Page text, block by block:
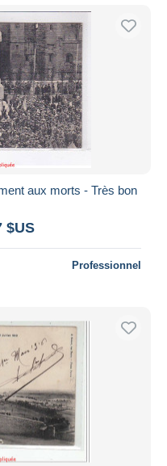
aux morts - Très bon
$US
Professionnel